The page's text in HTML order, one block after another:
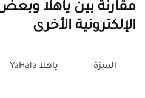
مقارنة بين ياهلا
الإلكترونية الأخرى
الميزة ياهلا YaHala